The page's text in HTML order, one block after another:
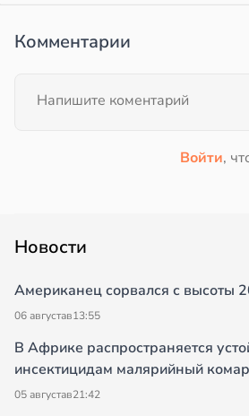
Комментарии
Войти,
Новости
Американец сорвался с высоты
06 августав13:55
В Африке распространяется
инсектицидам малярийный комар
05 августав21:42